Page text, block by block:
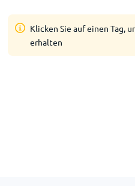
Klicken Sie auf einen Tag,
erhalten